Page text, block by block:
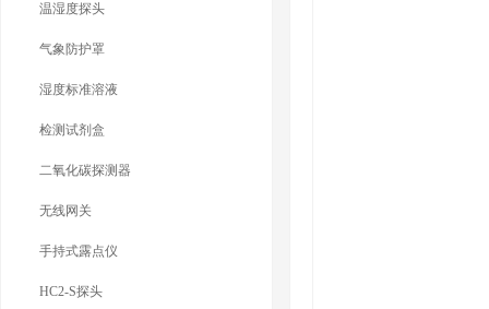
温湿度探头
气象防护罩
湿度标准溶液
检测试剂盒
二氧化碳探测器
无线网关
手持式露点仪
HC2-S探头